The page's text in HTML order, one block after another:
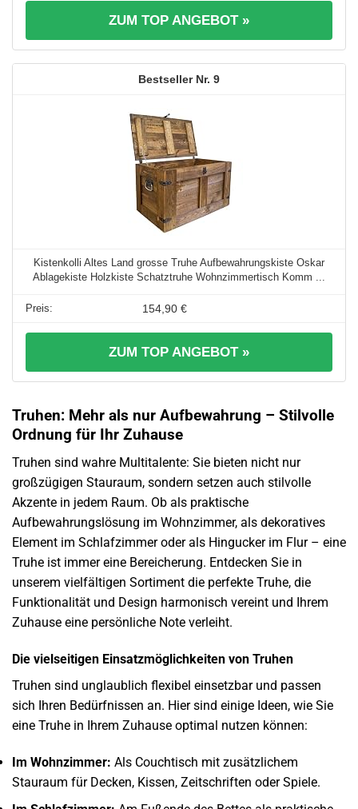
ZUM TOP ANGEBOT »
9
Kistenkolli Altes Land grosse Truhe Aufbewahrungskiste Oskar
Ablagekiste Holzkiste Schatztruhe Wohnzimmertisch Komm ...
154,90 €
ZUM TOP ANGEBOT »
Truhen: Mehr als nur Aufbewahrung – Stilvolle
Ordnung für Ihr Zuhause
Truhen sind wahre Multitalente: Sie bieten nicht nur
großzügigen Stauraum, sondern setzen auch stilvolle
Akzente in jedem Raum. Ob als praktische
Aufbewahrungslösung im Wohnzimmer, als dekoratives
Element im Schlafzimmer oder als Hingucker im Flur – eine
Truhe ist immer eine Bereicherung. Entdecken Sie in
unserem vielfältigen Sortiment die perfekte Truhe, die
Funktionalität und Design harmonisch vereint und Ihrem
Zuhause eine persönliche Note verleiht.
Die vielseitigen Einsatzmöglichkeiten von Truhen
Truhen sind unglaublich flexibel einsetzbar und passen
sich Ihren Bedürfnissen an. Hier sind einige Ideen, wie Sie
eine Truhe in Ihrem Zuhause optimal nutzen können:
Im Wohnzimmer: Als Couchtisch mit zusätzlichem
Stauraum für Decken, Kissen, Zeitschriften oder Spiele.